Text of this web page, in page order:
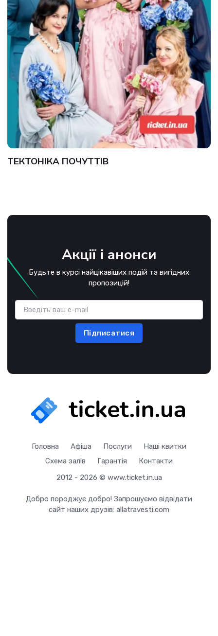
ТЕКТОНІКА ПОЧУТТІВ
Акції і анонси
Будьте в курсі найцікавіших подій та вигідних
пропозицій!
Підписатися
Головна Афіша Послуги
Наші квитки
Схема залів
Гарантія
Контакти
2012 - 2026 © www.ticket.in.ua
Добро породжує добро! Запрошуємо відвідати
сайт наших друзів: allatravesti.com